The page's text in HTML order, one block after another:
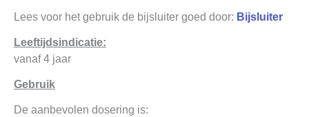
Lees voor het gebruik de bijsluiter goed door: Bijsluiter
Leeftijdsindicatie:
vanaf 4 jaar
Gebruik
De aanbevolen dosering is: